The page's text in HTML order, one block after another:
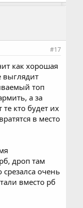
#17
как хорошая
выглядит
топ
а за
кто будет их
в место
дроп там
очень
вместо рб